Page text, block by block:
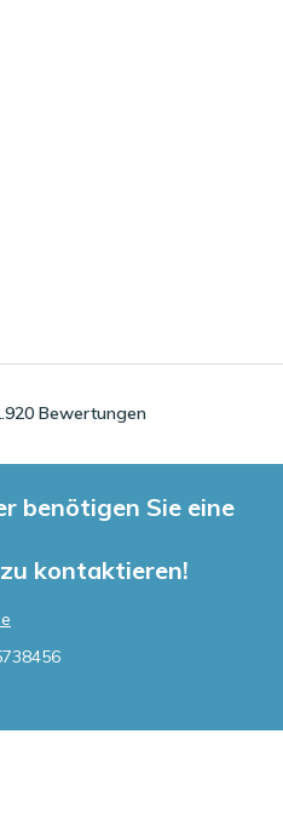
Bewertungen
benötigen Sie eine
kontaktieren!